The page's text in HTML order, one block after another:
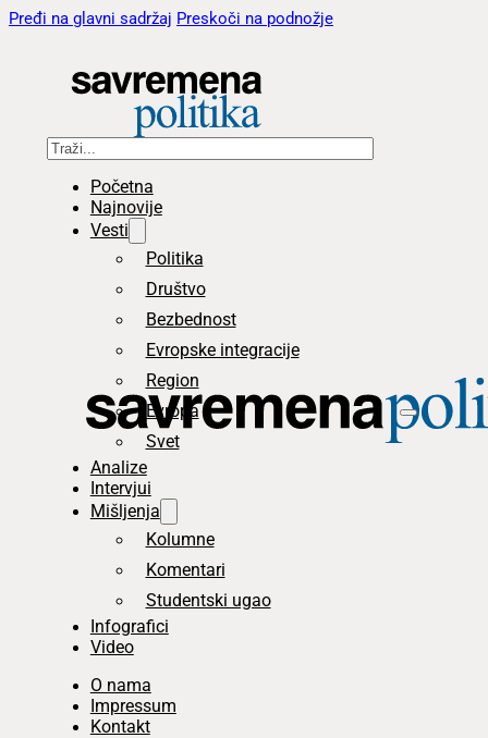
Pređi na glavni sadržaj Preskoči na podnožje
Pretraga
Početna
Najnovije
Vesti
Politika
Društvo
Bezbednost
Evropske integracije
Region
Evropa
Svet
Analize
Intervjui
Mišljenja
Kolumne
Komentari
Studentski ugao
Infografici
Video
O nama
Impressum
Kontakt